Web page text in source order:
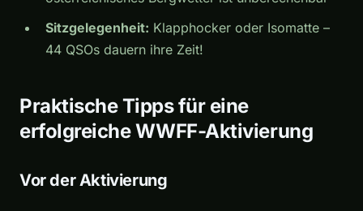
Sitzgelegenheit: Klapphocker oder Isomatte –
44 QSOs dauern ihre Zeit!
Praktische Tipps für eine
erfolgreiche WWFF-Aktivierung
Vor der Aktivierung